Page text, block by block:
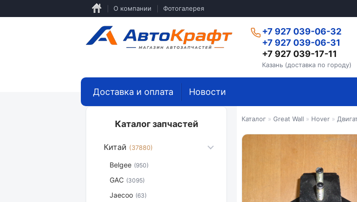
основному
О компании Фотогалерея
+7 927 039-06-32
+7 927 039-06-31
+7 927 039-17-11
Казань (доставка по городу)
Каталог » Great Wall » Hover »
Доставка и оплата Новости
Каталог запчастей
Китай (37880)
Belgee (950)
GAC (3095)
Jaecoo (63)